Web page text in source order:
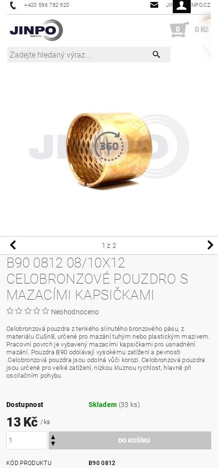
+420 596 782 920 JINPO@JINPO.CZ
0 0 Kč
1 z 2
B90 0812 08/10X12
CELOBRONZOVÉ POUZDRO S
MAZACÍMI KAPSIČKAMI
Neohodnoceno
Celobronzová pouzdra z tenkého slinutého bronzového pásu, z
materiálu CuSn8, určené pro mazání tuhým nebo plastickým mazivem.
Pracovní povrch je vybavený mazacími kapsičkami pro usnadnění
mazání. Pouzdra B90 odolávají vysokému zatížení a pevnosti
.Celobronzová pouzdra jsou odolná vůči korozi. Celobronzová pouzdra
jsou určené pro velké zatížení, nízkou kluznou rychlost, hlavně při
oscilačním pohybu.
Dostupnost Skladem (33 ks)
13 Kč/ ks
KÓD PRODUKTU
B90 0812